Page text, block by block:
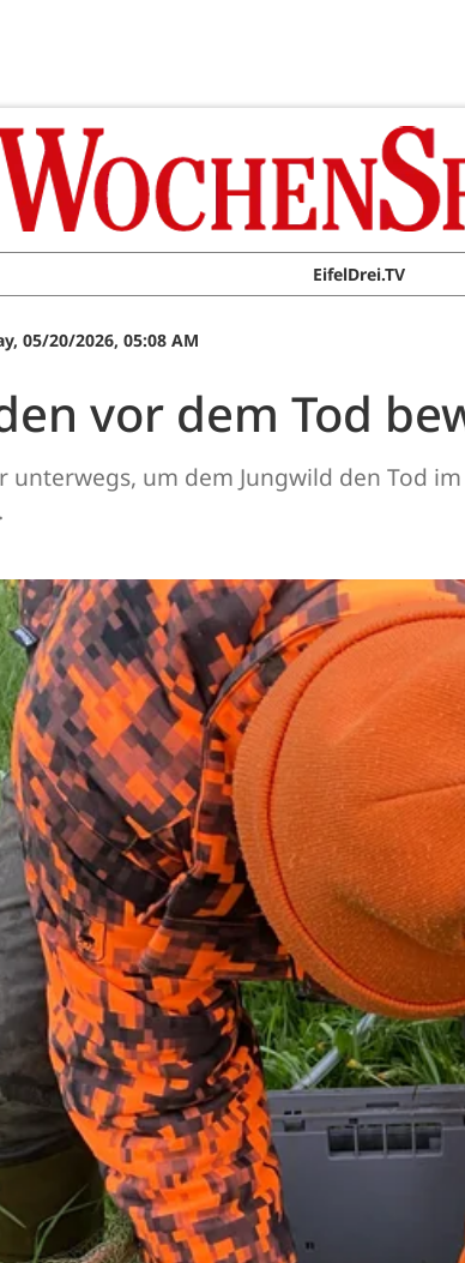
EifelDrei.TV
05/20/2026, 05:08 AM
vor dem Tod
unterwegs, um dem Jungwild den Tod